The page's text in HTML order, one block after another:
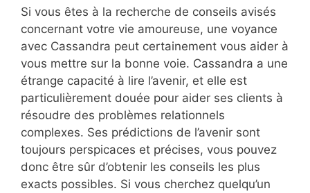
Si vous êtes à la recherche de conseils avisés
concernant votre vie amoureuse, une voyance
avec Cassandra peut certainement vous aider à
vous mettre sur la bonne voie. Cassandra a une
étrange capacité à lire l’avenir, et elle est
particulièrement douée pour aider ses clients à
résoudre des problèmes relationnels
complexes. Ses prédictions de l’avenir sont
toujours perspicaces et précises, vous pouvez
donc être sûr d’obtenir les conseils les plus
exacts possibles. Si vous cherchez quelqu’un